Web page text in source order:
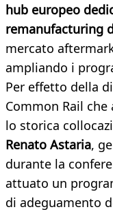
hub europeo
remanufacturing
mercato
ampliando i
Per effetto della
Common Rail
lo storica
Renato Astaria,
durante la
attuato un
di adeguamento